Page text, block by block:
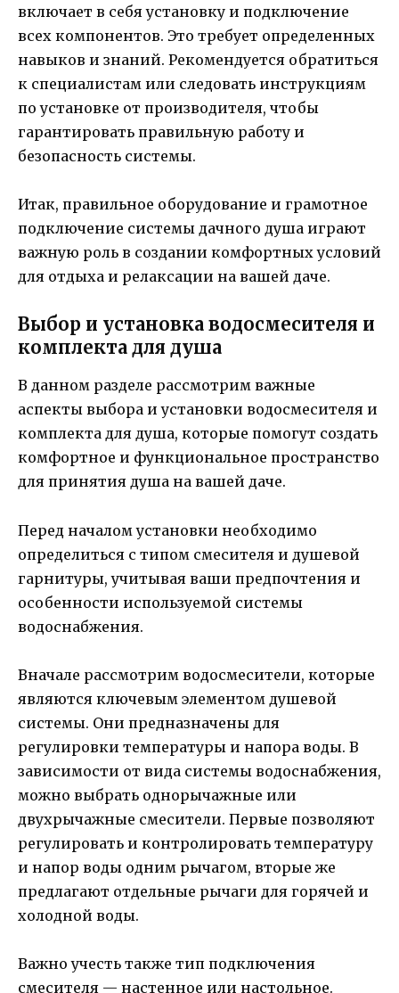
включает в себя установку и подключение
всех компонентов. Это требует определенных
навыков и знаний. Рекомендуется обратиться
к специалистам или следовать инструкциям
по установке от производителя, чтобы
гарантировать правильную работу и
безопасность системы.
Итак, правильное оборудование и грамотное
подключение системы дачного душа играют
важную роль в создании комфортных условий
для отдыха и релаксации на вашей даче.
Выбор и установка водосмесителя и
комплекта для душа
В данном разделе рассмотрим важные
аспекты выбора и установки водосмесителя и
комплекта для душа, которые помогут создать
комфортное и функциональное пространство
для принятия душа на вашей даче.
Перед началом установки необходимо
определиться с типом смесителя и душевой
гарнитуры, учитывая ваши предпочтения и
особенности используемой системы
водоснабжения.
Вначале рассмотрим водосмесители, которые
являются ключевым элементом душевой
системы. Они предназначены для
регулировки температуры и напора воды. В
зависимости от вида системы водоснабжения,
можно выбрать однорычажные или
двухрычажные смесители. Первые позволяют
регулировать и контролировать температуру
и напор воды одним рычагом, вторые же
предлагают отдельные рычаги для горячей и
холодной воды.
Важно учесть также тип подключения
смесителя — настенное или настольное.